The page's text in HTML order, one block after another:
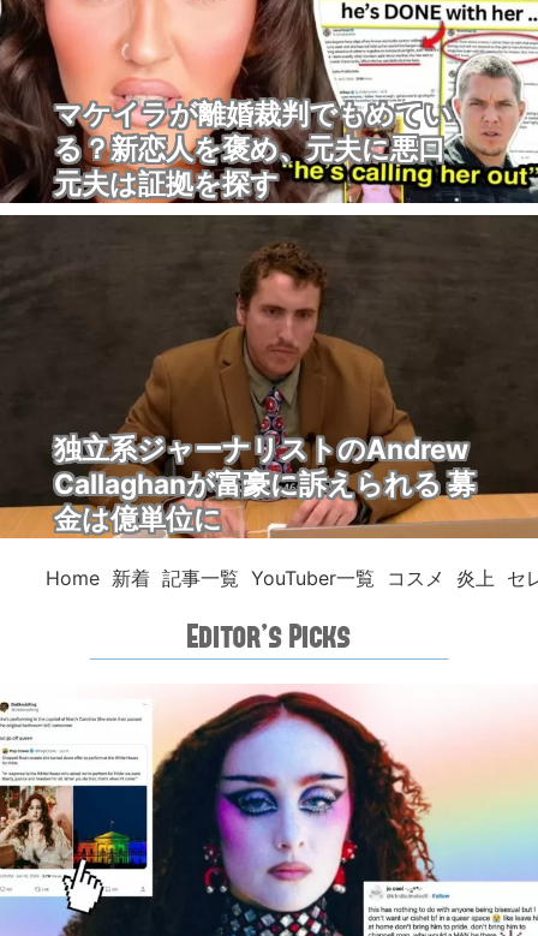
マケイラが離婚裁判でもめてい
る？新恋人を褒め、元夫に悪口
元夫は証拠を探す
独立系ジャーナリストのAndrew
Callaghanが富豪に訴えられる 募
金は億単位に
Home 新着 記事一覧 YouTuber一覧 コスメ 炎上 セ
Editor’s Picks